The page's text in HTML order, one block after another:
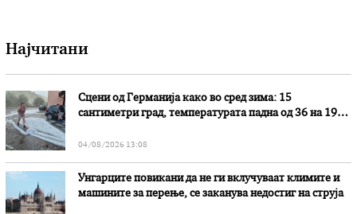
Најчитани
Сцени од Германија како во сред зима: 15
сантиметри град, температурата падна од 36 на 19
04/08/2026 13:08
Унгарците повикани да не ги вклучуваат климите и
машините за перење, се заканува недостиг на струја